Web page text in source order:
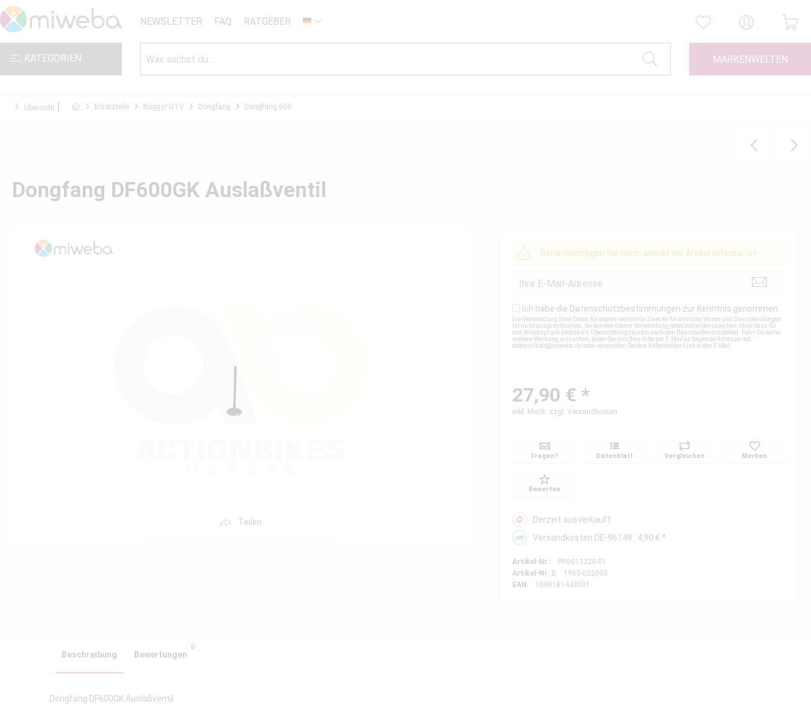
NEWSLETTER FAQ RATGEBER DE
KATEGORIEN MARKENWELTEN
Übersicht Ersatzteile Buggy/ UTV Dongfang Dongfang 600
Dongfang DF600GK Auslaßventil
Teilen
Benachrichtigen Sie mich, sobald der Artikel lieferbar ist.
Ich habe die Datenschutzbestimmungen zur Kenntnis genommen.
Die Verwendung Ihrer Daten für eigene werbliche Zwecke für ähnliche Waren und Dienstleistungen
ist nicht ausgeschlossen. Sie können dieser Verwendung jederzeit widersprechen, ohne dass für
den Widerspruch andere als Übermittlungskosten nach den Basistarifen entstehen. Falls Sie keine
weitere Werbung wünschen, teilen Sie uns dies bitte per E-Mail an folgende Adresse mit:
datenschutz@miweba.deoder verwenden Sie den Abbestellen-Link in der E-Mail.
27,90 € *
inkl. MwSt. zzgl. Versandkosten
Fragen? Datenblatt Vergleichen Merken
Bewerten
Derzeit ausverkauft
Versandkosten DE-96149 : 4,90 € *
Artikel-Nr.:
PR0013220-01
Artikel-Nr. 2:
196S-022005
EAN:
1090181449001
Beschreibung Bewertungen
0
Dongfang DF600GK Auslaßventil